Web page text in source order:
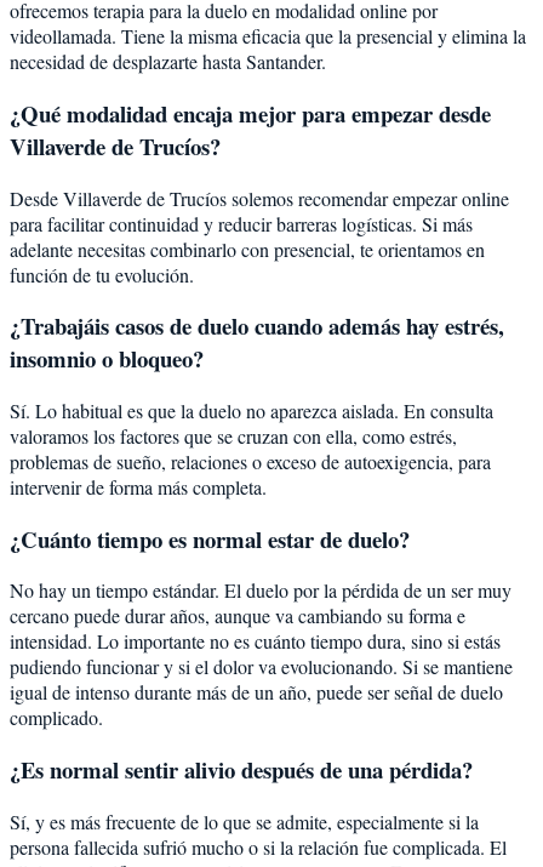
ofrecemos terapia para la duelo en modalidad online por
videollamada. Tiene la misma eficacia que la presencial y elimina la
necesidad de desplazarte hasta Santander.
¿Qué modalidad encaja mejor para empezar desde
Villaverde de Trucíos?
Desde Villaverde de Trucíos solemos recomendar empezar online
para facilitar continuidad y reducir barreras logísticas. Si más
adelante necesitas combinarlo con presencial, te orientamos en
función de tu evolución.
¿Trabajáis casos de duelo cuando además hay estrés,
insomnio o bloqueo?
Sí. Lo habitual es que la duelo no aparezca aislada. En consulta
valoramos los factores que se cruzan con ella, como estrés,
problemas de sueño, relaciones o exceso de autoexigencia, para
intervenir de forma más completa.
¿Cuánto tiempo es normal estar de duelo?
No hay un tiempo estándar. El duelo por la pérdida de un ser muy
cercano puede durar años, aunque va cambiando su forma e
intensidad. Lo importante no es cuánto tiempo dura, sino si estás
pudiendo funcionar y si el dolor va evolucionando. Si se mantiene
igual de intenso durante más de un año, puede ser señal de duelo
complicado.
¿Es normal sentir alivio después de una pérdida?
Sí, y es más frecuente de lo que se admite, especialmente si la
persona fallecida sufrió mucho o si la relación fue complicada. El